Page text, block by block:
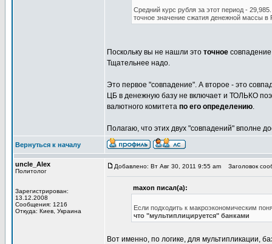
Средний курс рубля за этот период -
точное значение сжатия денежной массы в
Поскольку вы не нашли это точное
Тщательнее надо.
Это первое "совпадение". А второе - это
ЦБ в денежную базу не включает и ТОЛЬКО
валютного комитета по его определению.
Полагаю, что этих двух "совпадений" вполне
Вернуться к началу
uncle_Alex
Политолог
Зарегистрирован:
13.12.2008
Сообщения: 1216
Откуда: Киев, Украина
Добавлено: Вт Авг 30, 2011 9:55 am Заголовок
maxon писал(а):
Если подходить к макроэкономическим
что "мультиплицируется" банками
Вот именно, по логике, для мультипликации,